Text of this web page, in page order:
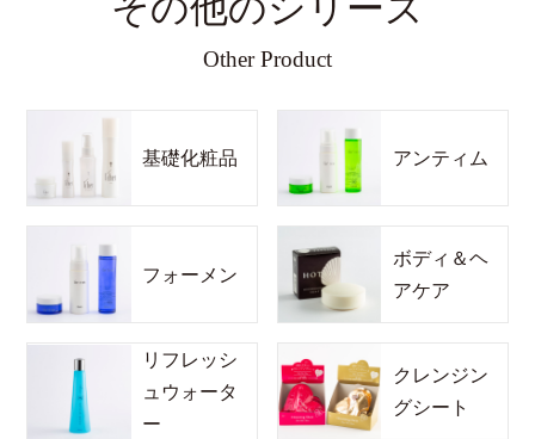
Other Product
基礎化粧品 アンティム
フォーメン
ボディ＆ヘ
アケア
リフレッシ
ュウォータ
ー
クレンジン
グシート